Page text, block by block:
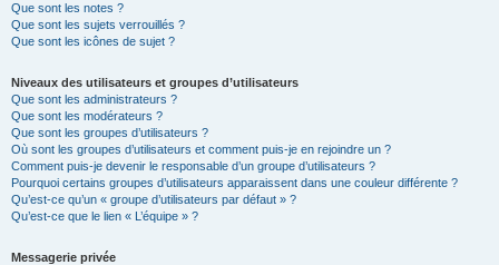
Que sont les notes ?
Que sont les sujets verrouillés ?
Que sont les icônes de sujet ?
Niveaux des utilisateurs et groupes d’utilisateurs
Que sont les administrateurs ?
Que sont les modérateurs ?
Que sont les groupes d’utilisateurs ?
Où sont les groupes d’utilisateurs et comment puis-je en rejoindre un ?
Comment puis-je devenir le responsable d’un groupe d’utilisateurs ?
Pourquoi certains groupes d’utilisateurs apparaissent dans une couleur différente ?
Qu’est-ce qu’un « groupe d’utilisateurs par défaut » ?
Qu’est-ce que le lien « L’équipe » ?
Messagerie privée